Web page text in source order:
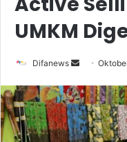
UMKM
Difanews
Send
email